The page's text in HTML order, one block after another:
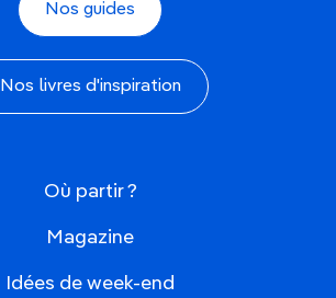
Nos guides
Nos livres d'inspiration
Où partir ?
Magazine
Idées de week-end